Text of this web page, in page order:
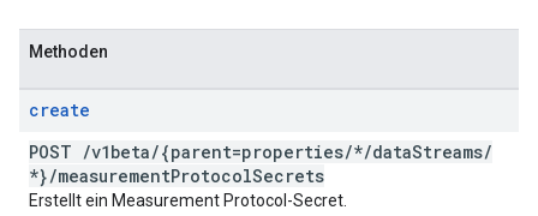
Methoden
create
POST /v1beta/{parent=properties/*/dataStreams/
*}/measurementProtocolSecrets
Erstellt ein Measurement Protocol-Secret.